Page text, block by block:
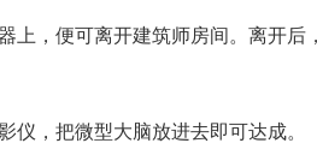
上，便可离开建筑师房间。离开后
仪，把微型大脑放进去即可达成。